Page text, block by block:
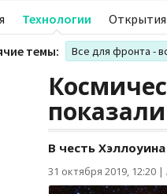
Технологии Открытия
темы: Все для фронта -
В честь
31 октября 2019, 12:20 |